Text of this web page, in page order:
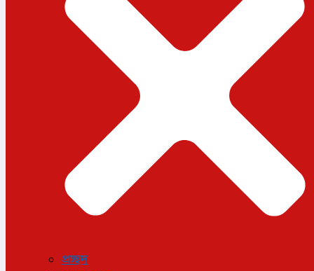
লাইফস্টাইল
সোশ্যাল মিডিয়া
বিজ্ঞান ও প্রযুক্তি
বিশেষ প্রতিবেদন
শেয়ার বাজার
বিচিত্র সংবাদ
সাক্ষাৎকার
সড়ক দুর্ঘটনা
অপরাধ
প্রচ্ছদ